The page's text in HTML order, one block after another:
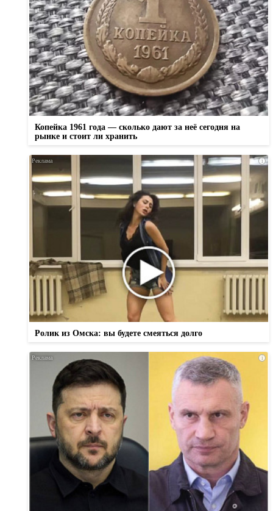
Копейка 1961 года — сколько дают за неё сегодня на
рынке и стоит ли хранить
i
Ролик из Омска: вы будете смеяться долго
i